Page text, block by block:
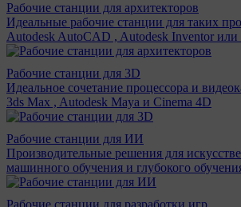
Рабочие станции для архитекторов
Идеальные рабочие станции для таких
Autodesk AutoCAD , Autodesk Inventor или
Рабочие станции для 3D
Идеальное сочетание процессора и
3ds Max , Autodesk Maya и Cinema 4D
Рабочие станции для ИИ
Производительные решения для
машинного обучения и глубокого
Рабочие станции для разработки игр